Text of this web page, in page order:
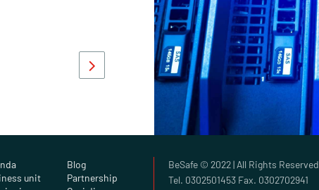
unit
Blog
Partnership
BeSafe © 2022 | All Rights Reserved
Tel. 0302501453 Fax. 0302702941